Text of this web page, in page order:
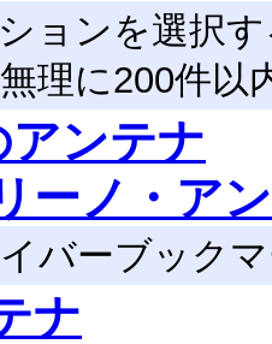
ョンを選択
理に200件以
ンテナ
ーノ・ア
バーブック
ナ